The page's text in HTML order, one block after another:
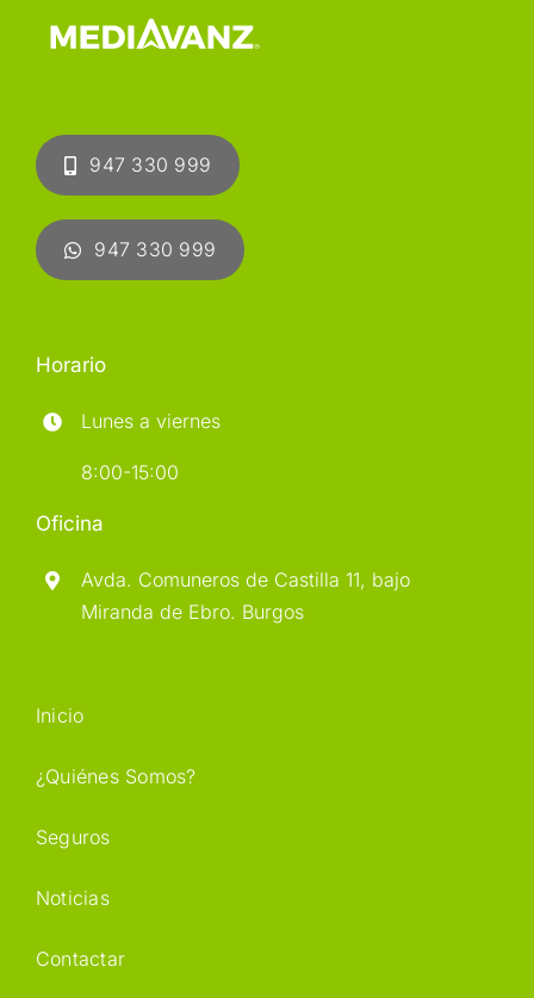
947 330 999
947 330 999
Horario
Lunes a viernes
8:00-15:00
Oficina
Avda. Comuneros de Castilla 11, bajo
Miranda de Ebro. Burgos
Inicio
¿Quiénes Somos?
Seguros
Noticias
Contactar